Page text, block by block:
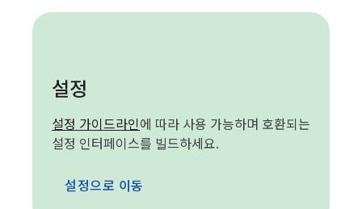
설정
설정 가이드라인에 따라 사용 가능하며 호환되는
설정 인터페이스를 빌드하세요.
설정으로 이동